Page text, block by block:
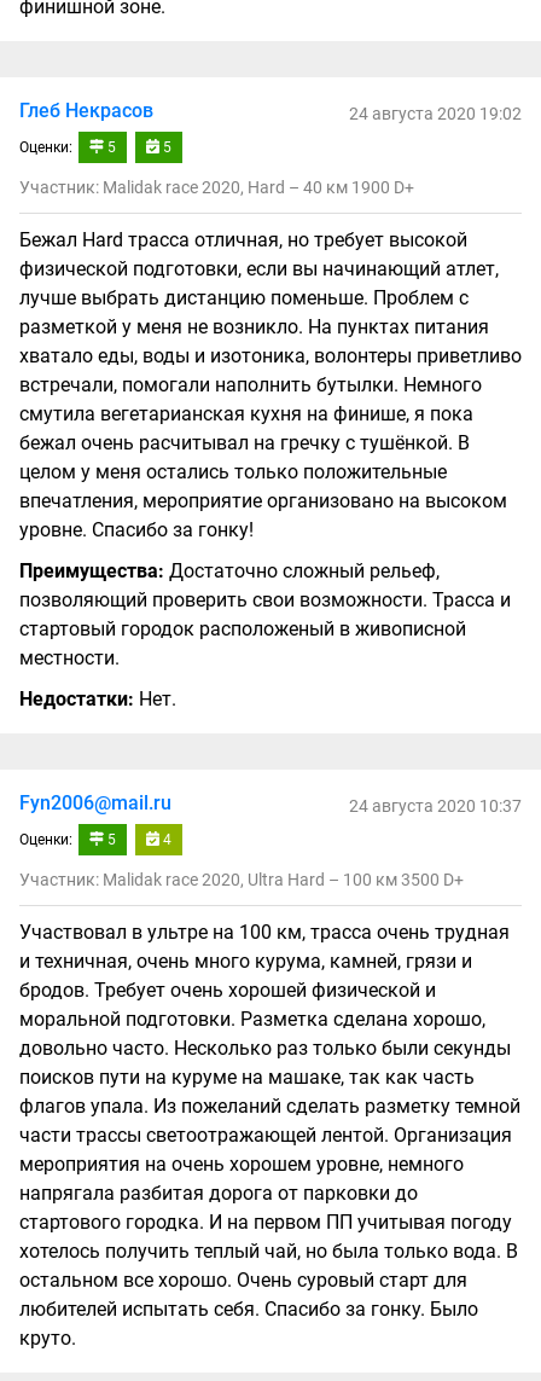
финишной зоне.
Глеб Некрасов
Оценки: 5 5
24 августа 2020 19:02
Участник: Malidak race 2020, Hard – 40 км 1900 D+
Бежал Hard трасса отличная, но требует высокой
физической подготовки, если вы начинающий атлет,
лучше выбрать дистанцию поменьше. Проблем с
разметкой у меня не возникло. На пунктах питания
хватало еды, воды и изотоника, волонтеры приветливо
встречали, помогали наполнить бутылки. Немного
смутила вегетарианская кухня на финише, я пока
бежал очень расчитывал на гречку с тушёнкой. В
целом у меня остались только положительные
впечатления, мероприятие организовано на высоком
уровне. Спасибо за гонку!
Преимущества: Достаточно сложный рельеф,
позволяющий проверить свои возможности. Трасса и
стартовый городок расположеный в живописной
местности.
Недостатки: Нет.
Fyn2006@mail.ru
Оценки: 5 4
24 августа 2020 10:37
Участник: Malidak race 2020, Ultra Hard – 100 км 3500 D+
Участвовал в ультре на 100 км, трасса очень трудная
и техничная, очень много курума, камней, грязи и
бродов. Требует очень хорошей физической и
моральной подготовки. Разметка сделана хорошо,
довольно часто. Несколько раз только были секунды
поисков пути на куруме на машаке, так как часть
флагов упала. Из пожеланий сделать разметку темной
части трассы светоотражающей лентой. Организация
мероприятия на очень хорошем уровне, немного
напрягала разбитая дорога от парковки до
стартового городка. И на первом ПП учитывая погоду
хотелось получить теплый чай, но была только вода. В
остальном все хорошо. Очень суровый старт для
любителей испытать себя. Спасибо за гонку. Было
круто.